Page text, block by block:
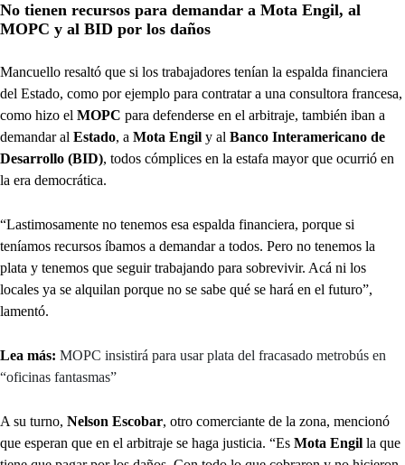
No tienen recursos para demandar a Mota Engil, al
MOPC y al BID por los daños
Mancuello resaltó que si los trabajadores tenían la espalda financiera
del Estado, como por ejemplo para contratar a una consultora francesa,
como hizo el MOPC para defenderse en el arbitraje, también iban a
demandar al Estado, a Mota Engil y al Banco Interamericano de
Desarrollo (BID), todos cómplices en la estafa mayor que ocurrió en
la era democrática.
“Lastimosamente no tenemos esa espalda financiera, porque si
teníamos recursos íbamos a demandar a todos. Pero no tenemos la
plata y tenemos que seguir trabajando para sobrevivir. Acá ni los
locales ya se alquilan porque no se sabe qué se hará en el futuro”,
lamentó.
Lea más: MOPC insistirá para usar plata del fracasado metrobús en
“oficinas fantasmas”
A su turno, Nelson Escobar, otro comerciante de la zona, mencionó
que esperan que en el arbitraje se haga justicia. “Es Mota Engil la que